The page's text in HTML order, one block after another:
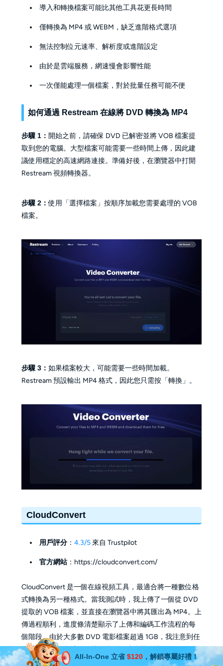
導入和轉換檔案可能比其他工具花更長時間
僅轉換為 MP4 或 WEBM，缺乏進階格式選項
無法控制位元速率、解析度或進階設定
由於是雲端服務，網速慢會影響性能
一次僅能處理一個檔案，對於批量任務可能不便
如何通過 Restream 在線將 DVD 轉換為 MP4
步驟 1： 開始之前，請確保 DVD 已解密並將 VOB 檔案提
取到您的電腦。大型檔案可能需要一些時間上傳，因此建
議使用穩定的高速網路連接。準備好後，在瀏覽器中打開
Restream 視頻轉換器。
步驟 2：使用「選擇檔案」按順序加載您需要處理的 VOB
檔案。
步驟 3： 如果檔案較大，可能需要一些時間加載。
Restream 預設輸出 MP4 格式，因此您只需按「轉換」。
CloudConvert
用戶評分 ：4.3/5來自 Trustpilot
官方網站：https://cloudconvert.com/
CloudConvert 是一個在線視頻工具，最適合將一種數位格
式轉換為另一種格式。當我測試時，我上傳了一個從 DVD
提取的 VOB 檔案，並直接在瀏覽器中將其匯出為 MP4。上
傳過程順利，進度條清楚顯示了上傳和編碼工作流程的每
個階段。由於大多數 DVD 電影檔案超過 1GB，我注意到任
務花了相當長的時間，特別是在網速較慢的情況下。
All-In-One 立省$120，解鎖專屬好禮！